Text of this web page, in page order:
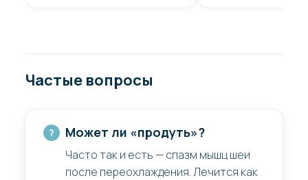
Частые вопросы
Может ли «продуть»?
Часто так и есть — спазм мышц шеи
после переохлаждения. Лечится как